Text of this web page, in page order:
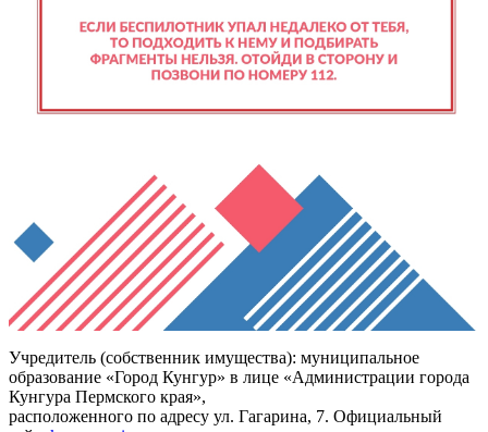
Учредитель (собственник имущества): муниципальное
образование «Город Кунгур» в лице «Администрации города
Кунгура Пермского края»,
расположенного по адресу ул. Гагарина, 7. Официальный